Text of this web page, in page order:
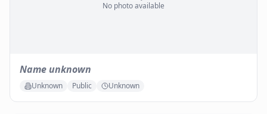
No photo available
Name unknown
Unknown Public Unknown